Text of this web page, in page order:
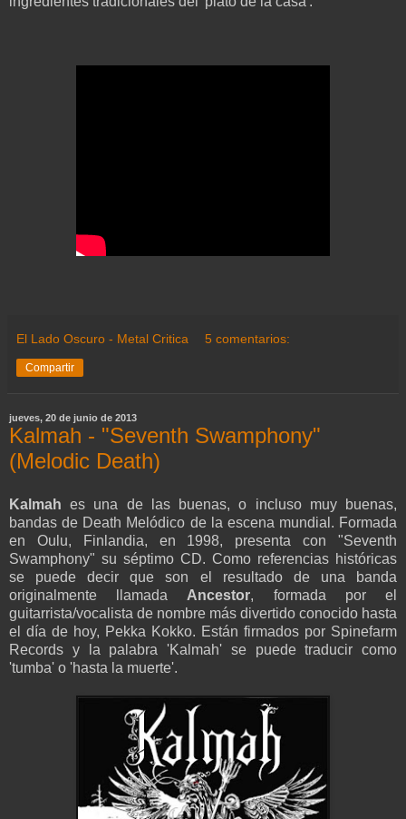
El Lado Oscuro - Metal Critica 5 comentarios:
Compartir
jueves, 20 de junio de 2013
Kalmah - "Seventh Swamphony"
(Melodic Death)
Kalmah es una de las buenas, o incluso muy buenas,
bandas de Death Melódico de la escena mundial. Formada
en Oulu, Finlandia, en 1998, presenta con "Seventh
Swamphony" su séptimo CD. Como referencias históricas
se puede decir que son el resultado de una banda
originalmente llamada Ancestor, formada por el
guitarrista/vocalista de nombre más divertido conocido hasta
el día de hoy, Pekka Kokko. Están firmados por Spinefarm
Records y la palabra 'Kalmah' se puede traducir como
'tumba' o 'hasta la muerte'.